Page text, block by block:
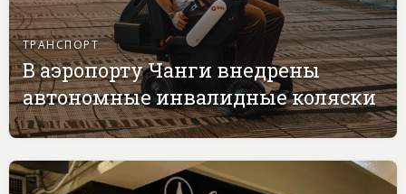
ТРАНСПОРТ
В аэропорту Чанги внедрены
автономные инвалидные коляски